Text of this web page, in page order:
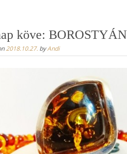
köve: BOROSTYÁN
2018.10.27. byAndi